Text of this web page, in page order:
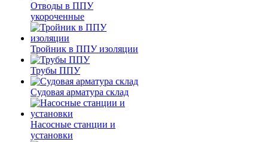
Отводы в ППУ
укороченные
Тройник в ППУ изоляции
Трубы ППУ
Судовая арматура склад
Насосные станции и
установки